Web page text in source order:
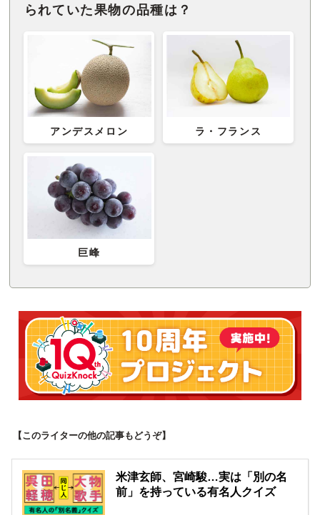
られていた果物の品種は？
アンデスメロン ラ・フランス
巨峰
【このライターの他の記事もどうぞ】
米津玄師、宮崎駿…実は「別の名
前」を持っている有名人クイズ